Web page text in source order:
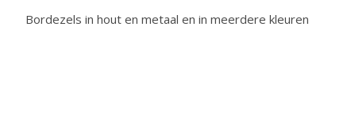
Bordezels in hout en metaal en in meerdere kleuren